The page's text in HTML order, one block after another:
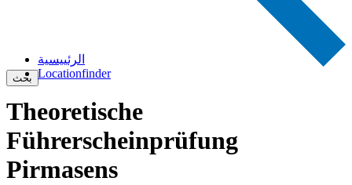
بحث
الرئييسية
Locationfinder
Theoretische
Führerscheinprüfung
Pirmasens